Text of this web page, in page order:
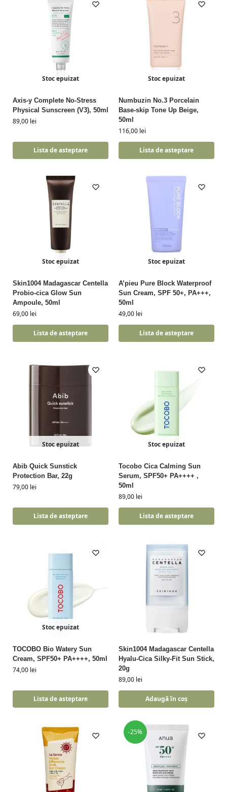
Stoc epuizat
Axis-y Complete No-Stress
Physical Sunscreen (V3), 50ml
89,00 lei
Lista de asteptare
Stoc epuizat
Numbuzin No.3 Porcelain
Base-skip Tone Up Beige,
50ml
116,00 lei
Lista de asteptare
Stoc epuizat
Skin1004 Madagascar Centella
Probio-cica Glow Sun
Ampoule, 50ml
69,00 lei
Lista de asteptare
Stoc epuizat
A’pieu Pure Block Waterproof
Sun Cream, SPF 50+, PA+++,
50ml
49,00 lei
Lista de asteptare
Stoc epuizat
Abib Quick Sunstick
Protection Bar, 22g
79,00 lei
Lista de asteptare
Stoc epuizat
Tocobo Cica Calming Sun
Serum, SPF50+ PA++++ ,
50ml
89,00 lei
Lista de asteptare
Stoc epuizat
TOCOBO Bio Watery Sun
Cream, SPF50+ PA++++, 50ml
74,00 lei
Lista de asteptare
Skin1004 Madagascar Centella
Hyalu-Cica Silky-Fit Sun Stick,
20g
89,00 lei
Adaugă în coș
-25%